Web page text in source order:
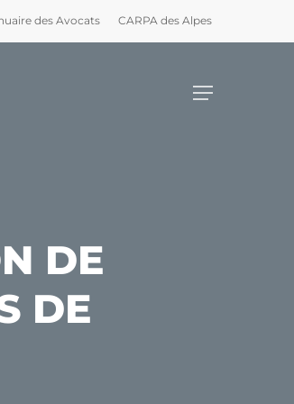
des Avocats CARPA des Alpes
Menu
DE
DE